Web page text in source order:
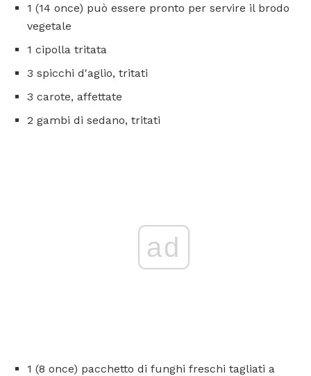
1 (14 once) può essere pronto per servire il brodo
vegetale
1 cipolla tritata
3 spicchi d'aglio, tritati
3 carote, affettate
2 gambi di sedano, tritati
ad
1 (8 once) pacchetto di funghi freschi tagliati a